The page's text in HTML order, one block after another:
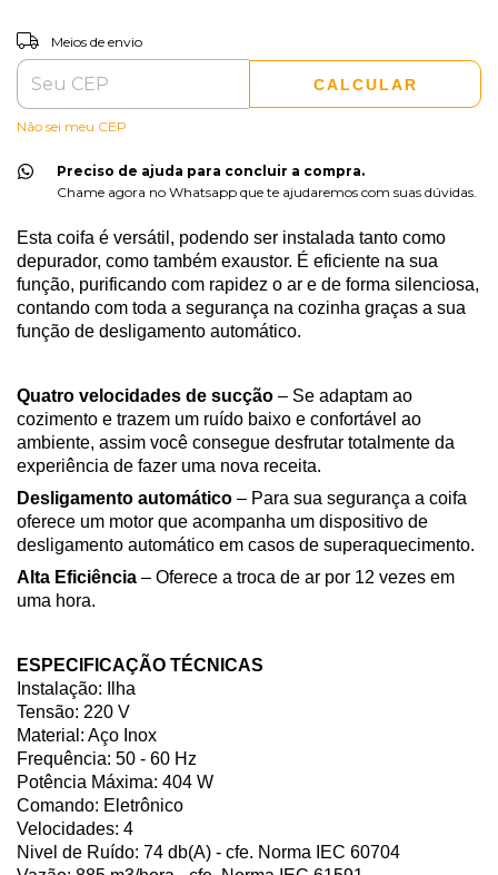
Entregas para o CEP:
Meios de envio
CALCULAR
Não sei meu CEP
Preciso de ajuda para concluir a compra.
Chame agora no Whatsapp que te ajudaremos com suas dúvidas.
Esta coifa é versátil, podendo ser instalada tanto como
depurador, como também exaustor. É eficiente na sua
função, purificando com rapidez o ar e de forma silenciosa,
contando com toda a segurança na cozinha graças a sua
função de desligamento automático.
Quatro velocidades de sucção – Se adaptam ao
cozimento e trazem um ruído baixo e confortável ao
ambiente, assim você consegue desfrutar totalmente da
experiência de fazer uma nova receita.
Desligamento automático – Para sua segurança a coifa
oferece um motor que acompanha um dispositivo de
desligamento automático em casos de superaquecimento.
Alta Eficiência – Oferece a troca de ar por 12 vezes em
uma hora.
ESPECIFICAÇÃO TÉCNICAS
Instalação: Ilha
Tensão: 220 V
Material: Aço Inox
Frequência: 50 - 60 Hz
Potência Máxima: 404 W
Comando: Eletrônico
Velocidades: 4
Nivel de Ruído: 74 db(A) - cfe. Norma IEC 60704